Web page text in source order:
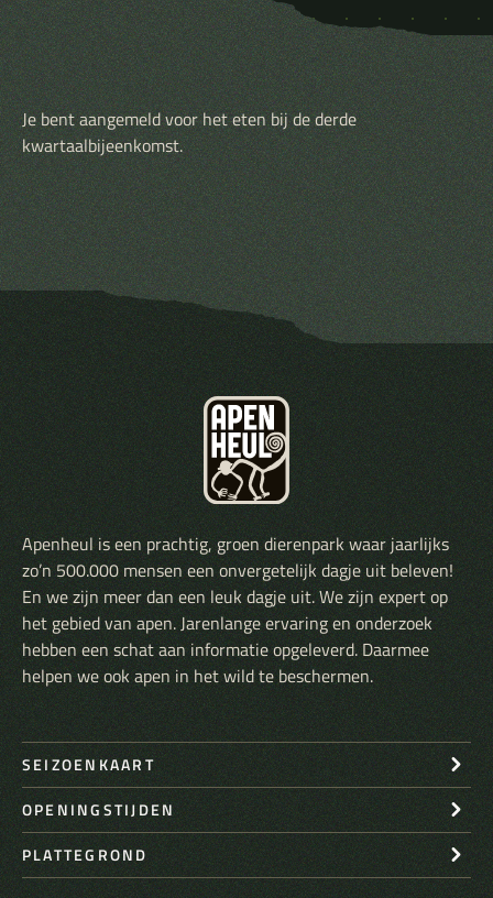
Je bent aangemeld voor het eten bij de derde
kwartaalbijeenkomst.
Apenheul is een prachtig, groen dierenpark waar jaarlijks
zo’n 500.000 mensen een onvergetelijk dagje uit beleven!
En we zijn meer dan een leuk dagje uit. We zijn expert op
het gebied van apen. Jarenlange ervaring en onderzoek
hebben een schat aan informatie opgeleverd. Daarmee
helpen we ook apen in het wild te beschermen.
SEIZOENKAART
OPENINGSTIJDEN
PLATTEGROND